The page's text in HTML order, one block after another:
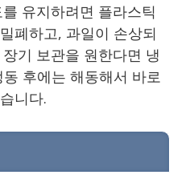
유지하려면 플라스틱
폐하고, 과일이 손상되
기 보관을 원한다면 냉
후에는 해동해서 바로
니다.